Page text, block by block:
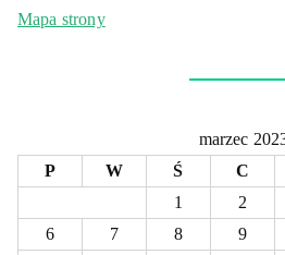
Mapa strony
marzec
P
W Ś C
1
2
6
7 8 9